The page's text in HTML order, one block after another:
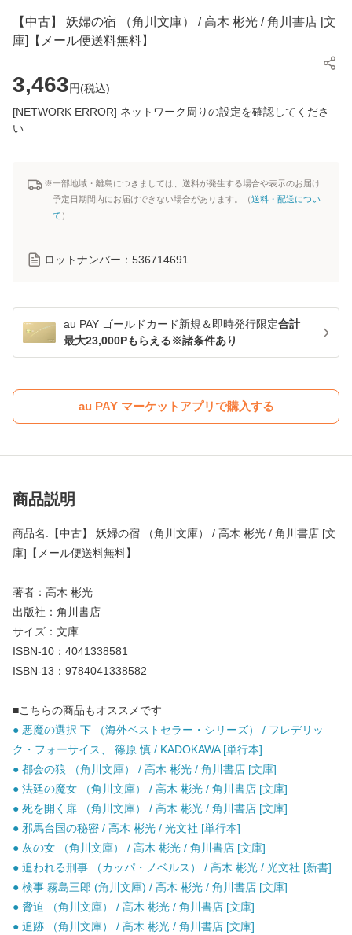
【中古】 妖婦の宿 （角川文庫） / 高木 彬光 / 角川書店 [文
庫]【メール便送料無料】
3,463円(税込)
[NETWORK ERROR] ネットワーク周りの設定を確認してくださ
い
※一部地域・離島につきましては、送料が発生する場合や表示のお届け
予定日期間内にお届けできない場合があります。（送料・配送につい
て ）
ロットナンバー： 536714691
au PAY ゴールドカード新規＆即時発行限定合計
最大23,000Pもらえる※諸条件あり
au PAY マーケットアプリで購入する
商品説明
商品名:【中古】 妖婦の宿 （角川文庫） / 高木 彬光 / 角川書店 [文
庫]【メール便送料無料】
著者：高木 彬光
出版社：角川書店
サイズ：文庫
ISBN-10：4041338581
ISBN-13：9784041338582
■こちらの商品もオススメです
● 悪魔の選択 下 （海外ベストセラー・シリーズ） / フレデリッ
ク・フォーサイス、 篠原 慎 / KADOKAWA [単行本]
● 都会の狼 （角川文庫） / 高木 彬光 / 角川書店 [文庫]
● 法廷の魔女 （角川文庫） / 高木 彬光 / 角川書店 [文庫]
● 死を開く扉 （角川文庫） / 高木 彬光 / 角川書店 [文庫]
● 邪馬台国の秘密 / 高木 彬光 / 光文社 [単行本]
● 灰の女 （角川文庫） / 高木 彬光 / 角川書店 [文庫]
● 追われる刑事 （カッパ・ノベルス） / 高木 彬光 / 光文社 [新書]
● 検事 霧島三郎 (角川文庫) / 高木 彬光 / 角川書店 [文庫]
● 脅迫 （角川文庫） / 高木 彬光 / 角川書店 [文庫]
● 追跡 （角川文庫） / 高木 彬光 / 角川書店 [文庫]